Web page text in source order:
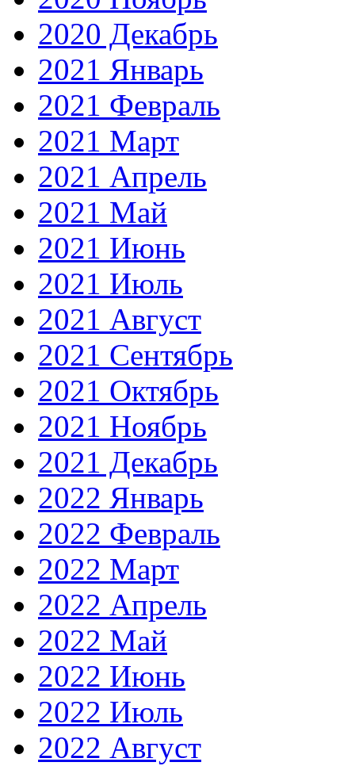
2020 Декабрь
2021 Январь
2021 Февраль
2021 Март
2021 Апрель
2021 Май
2021 Июнь
2021 Июль
2021 Август
2021 Сентябрь
2021 Октябрь
2021 Ноябрь
2021 Декабрь
2022 Январь
2022 Февраль
2022 Март
2022 Апрель
2022 Май
2022 Июнь
2022 Июль
2022 Август